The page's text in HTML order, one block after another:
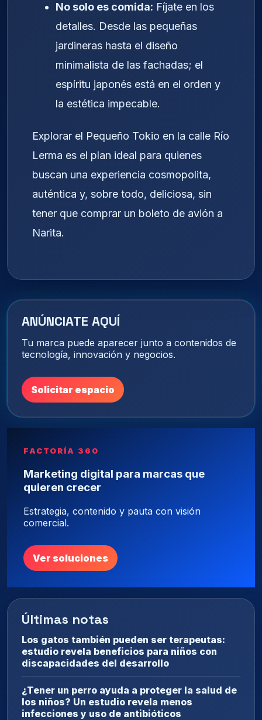
No solo es comida: Fíjate en los
detalles. Desde las pequeñas
jardineras hasta el diseño
minimalista de las fachadas; el
espíritu japonés está en el orden y
la estética impecable.
Explorar el Pequeño Tokio en la calle Río
Lerma es el plan ideal para quienes
buscan una experiencia cosmopolita,
auténtica y, sobre todo, deliciosa, sin
tener que comprar un boleto de avión a
Narita.
ANÚNCIATE AQUÍ
Tu marca puede aparecer junto a contenidos de
tecnología, innovación y negocios.
Solicitar espacio
FACTORÍA 360
Marketing digital para marcas que
quieren crecer
Estrategia, contenido y pauta con visión
comercial.
Ver soluciones
Últimas notas
Los gatos también pueden ser terapeutas:
estudio revela beneficios para niños con
discapacidades del desarrollo
¿Tener un perro ayuda a proteger la salud de
los niños? Un estudio revela menos
infecciones y uso de antibióticos